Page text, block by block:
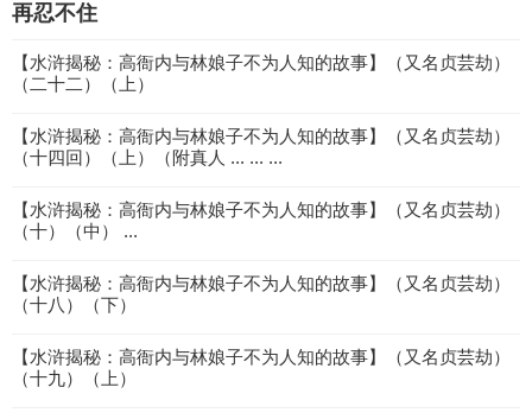
再忍不住
【水浒揭秘：高衙内与林娘子不为人知的故事】（又名贞芸劫）
（二十二）（上）
【水浒揭秘：高衙内与林娘子不为人知的故事】（又名贞芸劫）
（十四回）（上）（附真人 ... ... ...
【水浒揭秘：高衙内与林娘子不为人知的故事】（又名贞芸劫）
（十）（中） ...
【水浒揭秘：高衙内与林娘子不为人知的故事】（又名贞芸劫）
（十八）（下）
【水浒揭秘：高衙内与林娘子不为人知的故事】（又名贞芸劫）
（十九）（上）